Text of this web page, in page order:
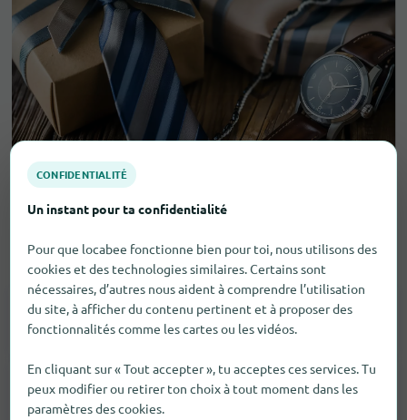
Cadeaux pour hommes en
Stuttgart
Montres
Électronique Grand Public
CONFIDENTIALITÉ
Un instant pour ta confidentialité
Pour que locabee fonctionne bien pour toi, nous utilisons des
cookies et des technologies similaires. Certains sont
nécessaires, d’autres nous aident à comprendre l’utilisation
du site, à afficher du contenu pertinent et à proposer des
fonctionnalités comme les cartes ou les vidéos.
En cliquant sur « Tout accepter », tu acceptes ces services. Tu
peux modifier ou retirer ton choix à tout moment dans les
paramètres des cookies.